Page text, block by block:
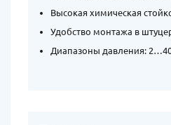
Высокая химическая
Удобство монтажа в
Диапазоны давления: